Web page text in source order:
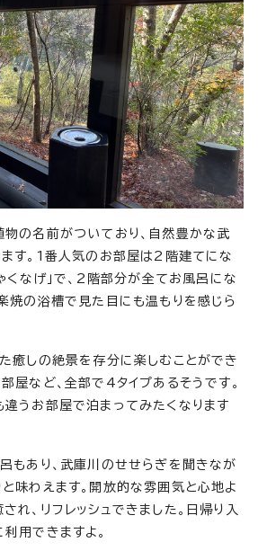
の名前がついており、自然豊かな武
す。1番人気のお部屋は2階建てにな
ゃくなげ」で、2階部分が全てお風呂にな
焼の浴槽で見た目にも温もりを感じら
癒しの絶景を存分に楽しむことができ
屋など、全部で4タイプあるそうです。
うお部屋で泊まってみたくなります
もあり、武庫川のせせらぎを聞きなが
味わえます。開放的な雰囲気と心地よ
れ、リフレッシュできました。日帰り入
用できますよ。